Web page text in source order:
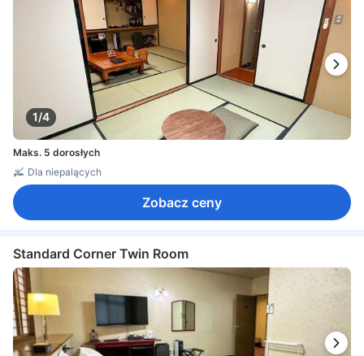
1/4
Maks. 5 dorosłych
Dla niepalących
Zobacz ceny
Standard Corner Twin Room